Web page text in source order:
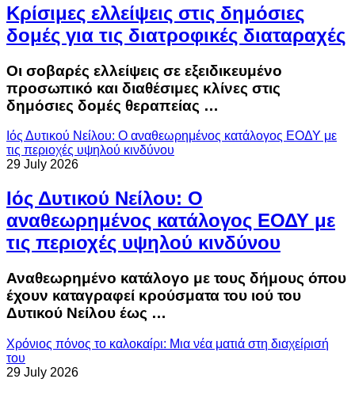
Κρίσιμες ελλείψεις στις δημόσιες
δομές για τις διατροφικές διαταραχές
Οι σοβαρές ελλείψεις σε εξειδικευμένο
προσωπικό και διαθέσιμες κλίνες στις
δημόσιες δομές θεραπείας …
Ιός Δυτικού Νείλου: Ο αναθεωρημένος κατάλογος ΕΟΔΥ με
τις περιοχές υψηλού κινδύνου
29 July 2026
Ιός Δυτικού Νείλου: Ο
αναθεωρημένος κατάλογος ΕΟΔΥ με
τις περιοχές υψηλού κινδύνου
Αναθεωρημένο κατάλογο με τους δήμους όπου
έχουν καταγραφεί κρούσματα του ιού του
Δυτικού Νείλου έως …
Χρόνιος πόνος το καλοκαίρι: Μια νέα ματιά στη διαχείρισή
του
29 July 2026